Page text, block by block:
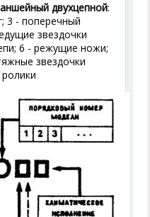
двухцепной:
3 - поперечный
звездочки
6 - режущие ножи;
звездочки